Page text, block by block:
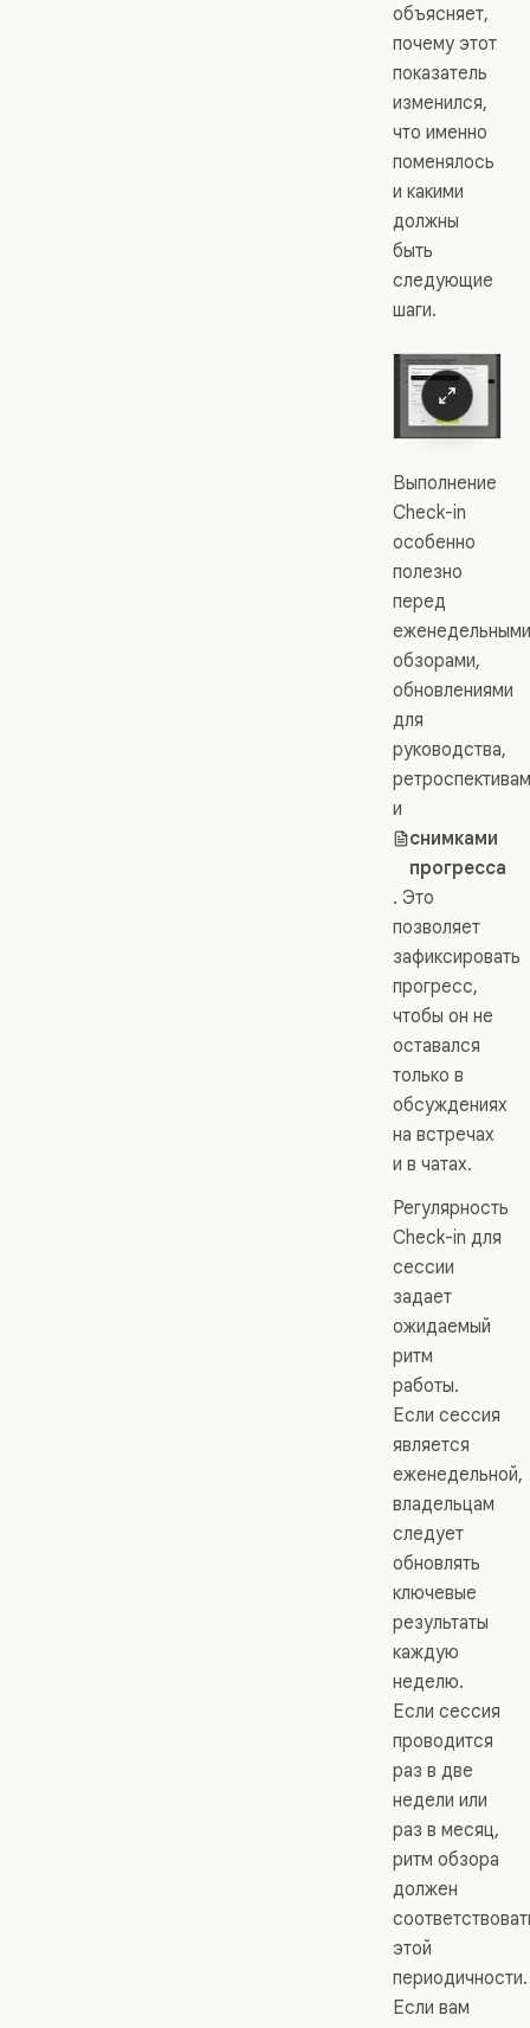
объясняет,
почему этот
показатель
изменился,
что именно
поменялось
и какими
должны
быть
следующие
шаги.
Выполнение
Check-in
особенно
полезно
перед
еженедельными
обзорами,
обновлениями
для
руководства,
и
снимками
прогресса
. Это
позволяет
зафиксировать
прогресс,
чтобы он не
оставался
только в
обсуждениях
на встречах
и в чатах.
Регулярность
Check-in для
сессии
задает
ожидаемый
ритм
работы.
Если сессия
является
еженедельной,
владельцам
следует
обновлять
ключевые
результаты
каждую
неделю.
Если сессия
проводится
раз в две
недели или
раз в месяц,
ритм обзора
должен
этой
периодичности.
Если вам